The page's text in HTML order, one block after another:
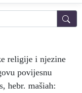
religije i njezine
povijesnu
hebr. mašiah: